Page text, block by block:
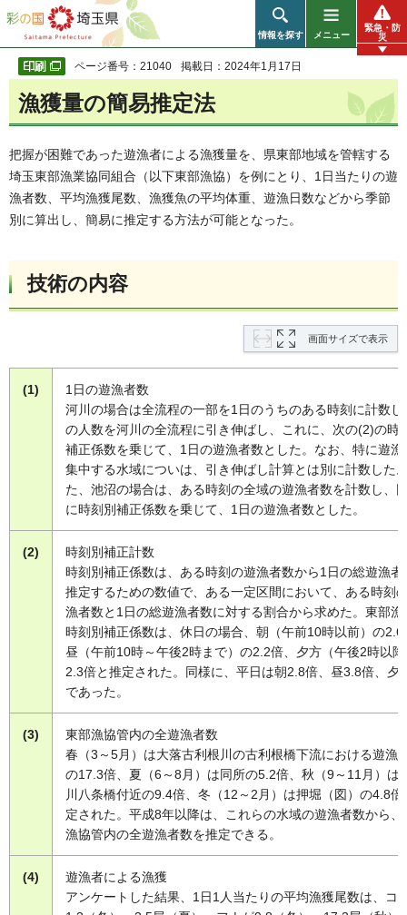
彩の国 埼玉県
情報を探す メニュー
緊急・防
災
ページ番号：21040 掲載日：2024年1月17日
漁獲量の簡易推定法
把握が困難であった遊漁者による漁獲量を、県東部地域を管轄する
埼玉東部漁業協同組合（以下東部漁協）を例にとり、1日当たりの遊
漁者数、平均漁獲尾数、漁獲魚の平均体重、遊漁日数などから季節
別に算出し、簡易に推定する方法が可能となった。
技術の内容
画面サイズで表示
(1)
1日の遊漁者数
河川の場合は全流程の一部を1日のうちのある時刻に計数し
の人数を河川の全流程に引き伸ばし、これに、次の(2)の時
補正係数を乗じて、1日の遊漁者数とした。なお、特に遊漁
集中する水域についは、引き伸ばし計算とは別に計数した
た、池沼の場合は、ある時刻の全域の遊漁者数を計数し、
に時刻別補正係数を乗じて、1日の遊漁者数とした。
(2)
時刻別補正計数
時刻別補正係数は、ある時刻の遊漁者数から1日の総遊漁者
推定するための数値で、ある一定区間において、ある時刻
漁者数と1日の総遊漁者数に対する割合から求めた。東部漁
時刻別補正係数は、休日の場合、朝（午前10時以前）の2.6
昼（午前10時～午後2時まで）の2.2倍、夕方（午後2時以
2.3倍と推定された。同様に、平日は朝2.8倍、昼3.8倍、夕
であった。
(3)
東部漁協管内の全遊漁者数
春（3～5月）は大落古利根川の古利根橋下流における遊漁
の17.3倍、夏（6～8月）は同所の5.2倍、秋（9～11月）は
川八条橋付近の9.4倍、冬（12～2月）は押堀（図）の4.8倍
定された。平成8年以降は、これらの水域の遊漁者数から、
漁協管内の全遊漁者数を推定できる。
(4)
遊漁者による漁獲
アンケートした結果、1日1人当たりの平均漁獲尾数は、コ